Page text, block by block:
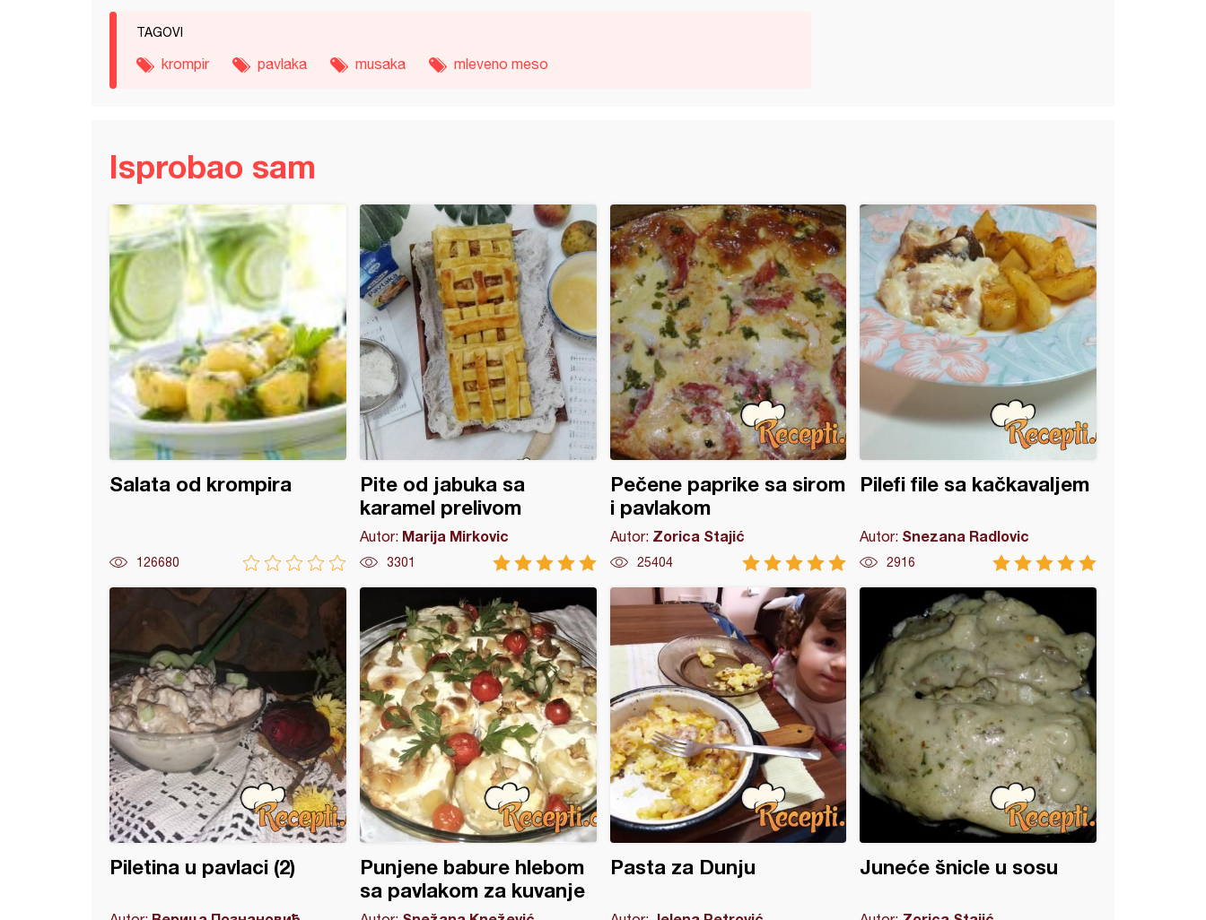
TAGOVI
krompir pavlaka musaka mleveno meso
Isprobao sam
Salata od krompira
126680
Pite od jabuka sa
karamel prelivom
Autor: Marija Mirkovic
3301
Pečene paprike sa sirom
i pavlakom
Autor: Zorica Stajić
25404
Pilefi file sa kačkavaljem
Autor: Snezana Radlovic
2916
sa kačkavaljem
Piletina u pavlaci (2)
Punjene babure hlebom
sa pavlakom za kuvanje
Pasta za Dunju Juneće šnicle u sosu